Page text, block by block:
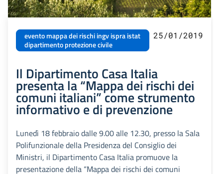
evento mappa dei rischi ingv ispra istat
dipartimento protezione civile
25/01/2019
Il Dipartimento Casa Italia
presenta la “Mappa dei rischi dei
comuni italiani” come strumento
informativo e di prevenzione
Lunedì 18 febbraio dalle 9.00 alle 12.30, presso la Sala
Polifunzionale della Presidenza del Consiglio dei
Ministri, il Dipartimento Casa Italia promuove la
presentazione della “Mappa dei rischi dei comuni